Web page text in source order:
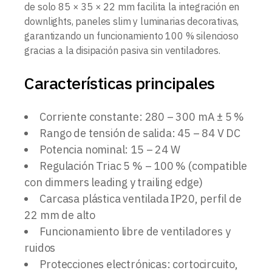
de solo 85 × 35 × 22 mm facilita la integración en
downlights, paneles slim y luminarias decorativas,
garantizando un funcionamiento 100 % silencioso
gracias a la disipación pasiva sin ventiladores.
Características principales
Corriente constante: 280 – 300 mA ± 5 %
Rango de tensión de salida: 45 – 84 V DC
Potencia nominal: 15 – 24 W
Regulación Triac 5 % – 100 % (compatible
con dimmers leading y trailing edge)
Carcasa plástica ventilada IP20, perfil de
22 mm de alto
Funcionamiento libre de ventiladores y
ruidos
Protecciones electrónicas: cortocircuito,